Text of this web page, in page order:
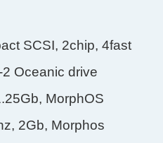
SCSI, 2chip, 4fast
Oceanic drive
MorphOS
2Gb, Morphos